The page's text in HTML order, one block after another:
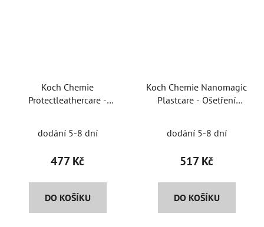
Koch Chemie
Protectleathercare -
dodání 5-8 dní
477 Kč
DO KOŠÍKU
Koch Chemie Nanomagic
Plastcare - Ošetření
dodání 5-8 dní
517 Kč
DO KOŠÍKU